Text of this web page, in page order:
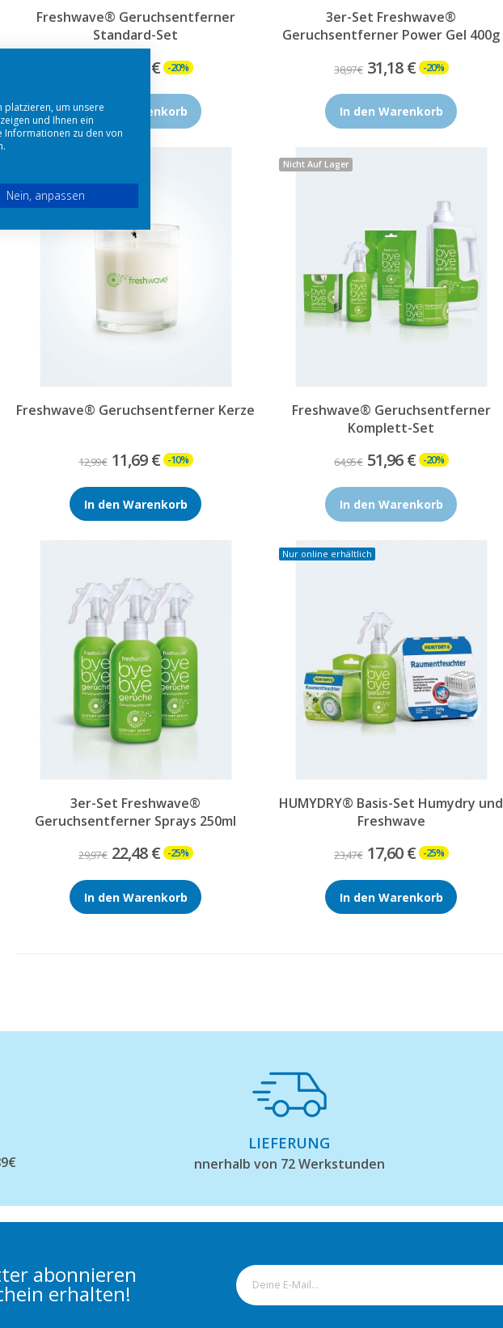
Freshwave® Geruchsentferner
Standard-Set
30,38 € -20%
In den Warenkorb
3er-Set Freshwave®
Geruchsentferner Power Gel 400g
38,97 € 31,18 € -20%
In den Warenkorb
Freshwave® Geruchsentferner Kerze
12,99 € 11,69 € -10%
In den Warenkorb
Nicht Auf Lager
Freshwave® Geruchsentferner
Komplett-Set
64,95 € 51,96 € -20%
In den Warenkorb
3er-Set Freshwave®
Geruchsentferner Sprays 250ml
29,97 € 22,48 € -25%
In den Warenkorb
Nur online erhältlich
HUMYDRY® Basis-Set Humydry und
Freshwave
23,47 € 17,60 € -25%
In den Warenkorb
LIEFERUNG
nnerhalb von 72 Werkstunden
abonnieren
erhalten!
platzieren, um unsere
und Ihnen ein
Informationen zu den von
Nein, anpassen